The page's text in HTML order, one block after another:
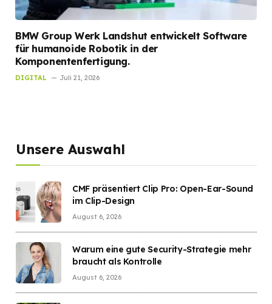
BMW Group Werk Landshut entwickelt Software
für humanoide Robotik in der
Komponentenfertigung.
DIGITAL Juli 21, 2026
Unsere Auswahl
CMF präsentiert Clip Pro: Open-Ear-Sound
im Clip-Design
August 6, 2026
Warum eine gute Security-Strategie mehr
braucht als Kontrolle
August 6, 2026